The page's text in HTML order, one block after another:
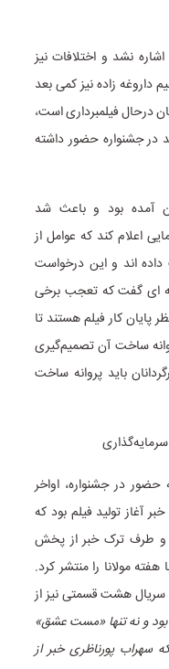
نشد و اختلافات نیز
داروغه زاده نیز کمی بعد
درحال فیلمبرداری است،
در جشنواره حضور داشته
آمده بود و باعث شد
اعلام کند که عوامل از
اند و این درخواست
ای گفت که تعجب برخی
پایان کار فیلم هستند تا
ساخت آن تصمیم‌گیری
باید پروانه ساخت
در جشنواره، اواخر
خبر آغاز تولید فیلم بود که
و طرف ترک خبر از پخش
مولانا را منتشر کرد.
هشت قسمتی نیز از
پاییز ۹۹ بود و نه تنها «مست عشق»
سهراب پورناظری خبر از